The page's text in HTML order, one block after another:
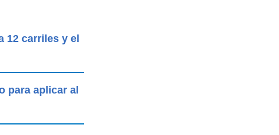
12 carriles y el
para aplicar al